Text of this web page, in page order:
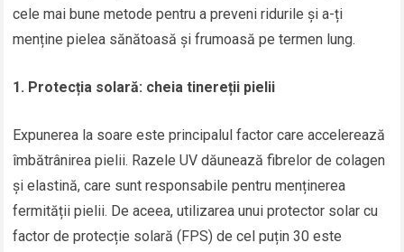
cele mai bune metode pentru a preveni ridurile și a-ți
menține pielea sănătoasă și frumoasă pe termen lung.
1. Protecția solară: cheia tinereții pielii
Expunerea la soare este principalul factor care accelerează
îmbătrânirea pielii. Razele UV dăunează fibrelor de colagen
și elastină, care sunt responsabile pentru menținerea
fermității pielii. De aceea, utilizarea unui protector solar cu
factor de protecție solară (FPS) de cel puțin 30 este